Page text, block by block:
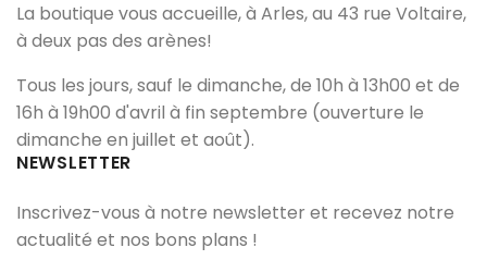
La boutique vous accueille, à Arles, au 43 rue Voltaire,
à deux pas des arènes!
Tous les jours, sauf le dimanche, de 10h à 13h00 et de
16h à 19h00 d'avril à fin septembre (ouverture le
dimanche en juillet et août).
NEWSLETTER
Inscrivez-vous à notre newsletter et recevez notre
actualité et nos bons plans !